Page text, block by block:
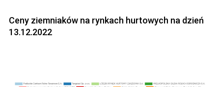
Ceny ziemniaków na rynkach hurtowych na dzień
13.12.2022